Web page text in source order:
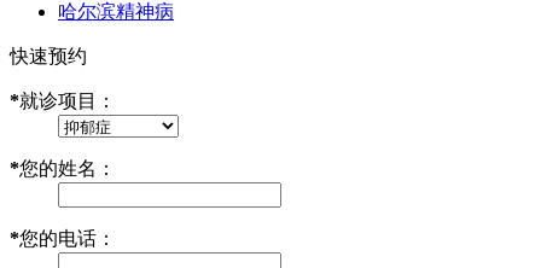
哈尔滨精神病
快速预约
*就诊项目：
*您的姓名：
*您的电话：